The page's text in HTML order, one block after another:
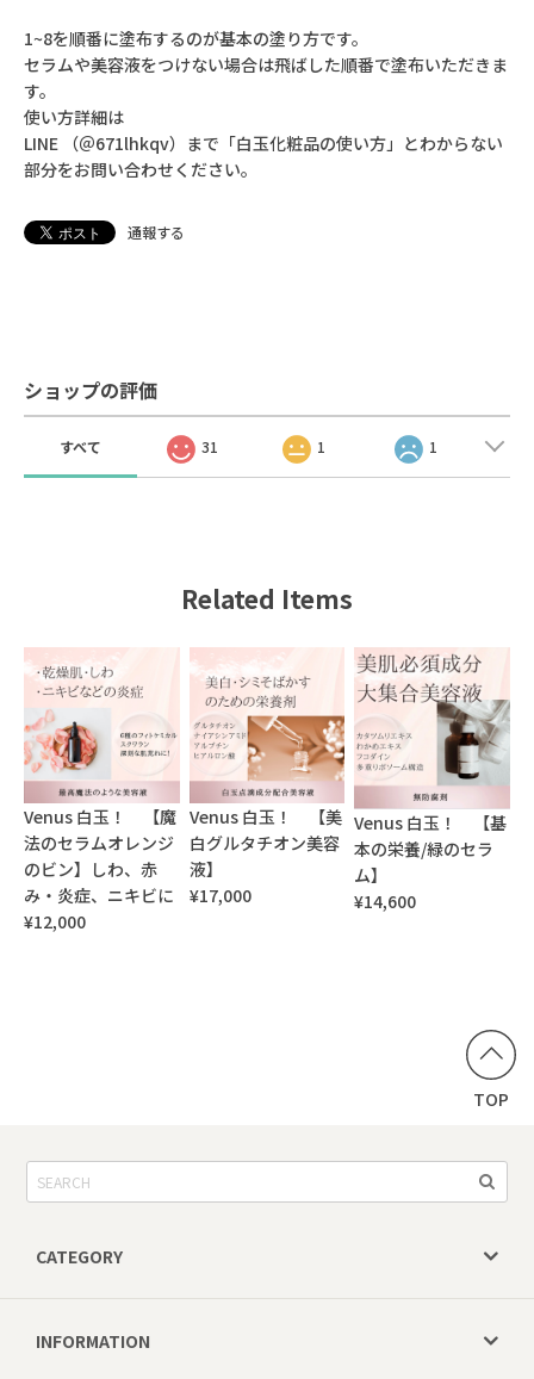
1~8を順番に塗布するのが基本の塗り方です。
セラムや美容液をつけない場合は飛ばした順番で塗布いただきま
す。
使い方詳細は
LINE （＠671lhkqv）まで「白玉化粧品の使い方」とわからない
部分をお問い合わせください。
通報する
ショップの評価
すべて 31 1 1
Related Items
Venus 白玉！ 【魔
法のセラムオレンジ
のビン】しわ、赤
み・炎症、ニキビに
¥12,000
Venus 白玉！ 【美
白グルタチオン美容
液】
¥17,000
Venus 白玉！ 【基
本の栄養/緑のセラ
ム】
¥14,600
TOP
CATEGORY
INFORMATION